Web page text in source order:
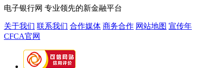
电子银行网 专业领先的新金融平台
关于我们 联系我们 合作媒体 商务合作 网站地图 宣传年
CFCA官网